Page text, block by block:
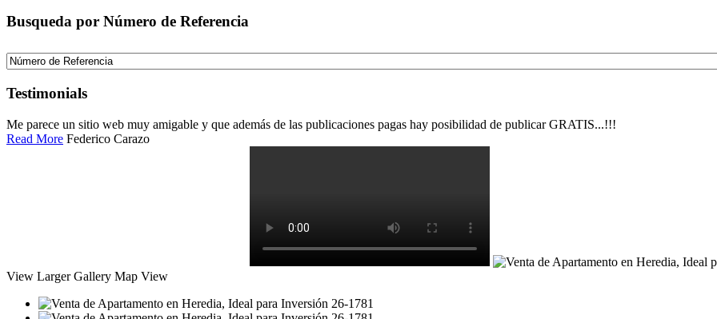
Busqueda por Número de Referencia
Testimonials
Me parece un sitio web muy amigable y que además de las publicaciones pagas hay posibilidad de publicar GRATIS...!!!
Read More Federico Carazo
View Larger Gallery Map View